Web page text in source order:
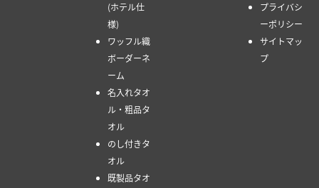
(ホテル仕
様)
ワッフル織
ボーダーネ
ーム
名入れタオ
ル・粗品タ
オル
のし付きタ
オル
既製品タオ
プライバシ
ーポリシー
サイトマッ
プ